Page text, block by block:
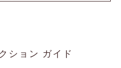
ション ガイド